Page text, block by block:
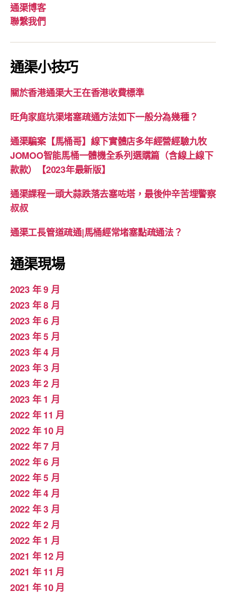
通渠博客
聯繫我們
通渠小技巧
關於香港通渠大王在香港收費標準
旺角家庭坑渠堵塞疏通方法如下一般分為幾種？
通渠騙案【馬桶哥】線下實體店多年經營經驗九牧
JOMOO智能馬桶一體機全系列選購篇（含線上線下
款款）【2023年最新版】
通渠課程一頭大蒜跌落去塞咗塔，最後仲辛苦埋警察
叔叔
通渠工長管道疏通|馬桶經常堵塞點疏通法？
通渠現場
2023 年 9 月
2023 年 8 月
2023 年 6 月
2023 年 5 月
2023 年 4 月
2023 年 3 月
2023 年 2 月
2023 年 1 月
2022 年 11 月
2022 年 10 月
2022 年 7 月
2022 年 6 月
2022 年 5 月
2022 年 4 月
2022 年 3 月
2022 年 2 月
2022 年 1 月
2021 年 12 月
2021 年 11 月
2021 年 10 月